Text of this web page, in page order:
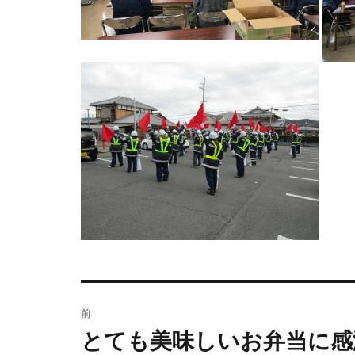
前
とても美味しいお弁当に